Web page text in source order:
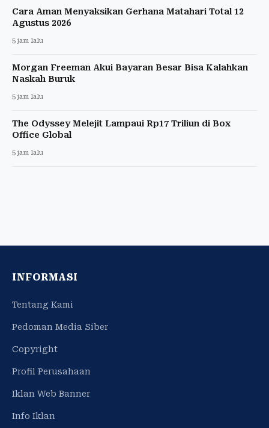
Cara Aman Menyaksikan Gerhana Matahari Total 12
Agustus 2026
5 jam lalu
Morgan Freeman Akui Bayaran Besar Bisa Kalahkan
Naskah Buruk
5 jam lalu
The Odyssey Melejit Lampaui Rp17 Triliun di Box
Office Global
5 jam lalu
INFORMASI
Tentang Kami
Pedoman Media Siber
Copyright
Profil Perusahaan
Iklan Web Banner
Info Iklan